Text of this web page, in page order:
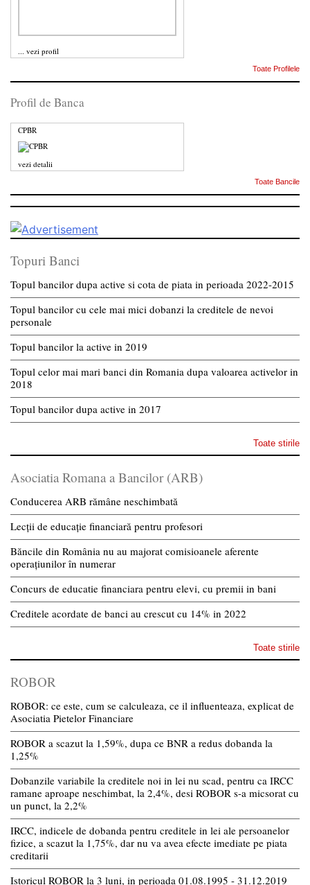
... vezi profil
Toate Profilele
Profil de Banca
CPBR
vezi detalii
Toate Bancile
Topuri Banci
Topul bancilor dupa active si cota de piata in perioada 2022-2015
Topul bancilor cu cele mai mici dobanzi la creditele de nevoi
personale
Topul bancilor la active in 2019
Topul celor mai mari banci din Romania dupa valoarea activelor in
2018
Topul bancilor dupa active in 2017
Toate stirile
Asociatia Romana a Bancilor (ARB)
Conducerea ARB rămâne neschimbată
Lecții de educație financiară pentru profesori
Băncile din România nu au majorat comisioanele aferente
operațiunilor în numerar
Concurs de educatie financiara pentru elevi, cu premii in bani
Creditele acordate de banci au crescut cu 14% in 2022
Toate stirile
ROBOR
ROBOR: ce este, cum se calculeaza, ce il influenteaza, explicat de
Asociatia Pietelor Financiare
ROBOR a scazut la 1,59%, dupa ce BNR a redus dobanda la
1,25%
Dobanzile variabile la creditele noi in lei nu scad, pentru ca IRCC
ramane aproape neschimbat, la 2,4%, desi ROBOR s-a micsorat cu
un punct, la 2,2%
IRCC, indicele de dobanda pentru creditele in lei ale persoanelor
fizice, a scazut la 1,75%, dar nu va avea efecte imediate pe piata
creditarii
Istoricul ROBOR la 3 luni, in perioada 01.08.1995 - 31.12.2019